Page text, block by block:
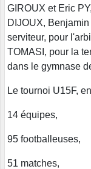
GIROUX et Eric
DIJOUX,
serviteur, pour
TOMASI, pour la
dans le gymnase
Le tournoi U15F,
14 équipes,
95 footballeuses,
51 matches,